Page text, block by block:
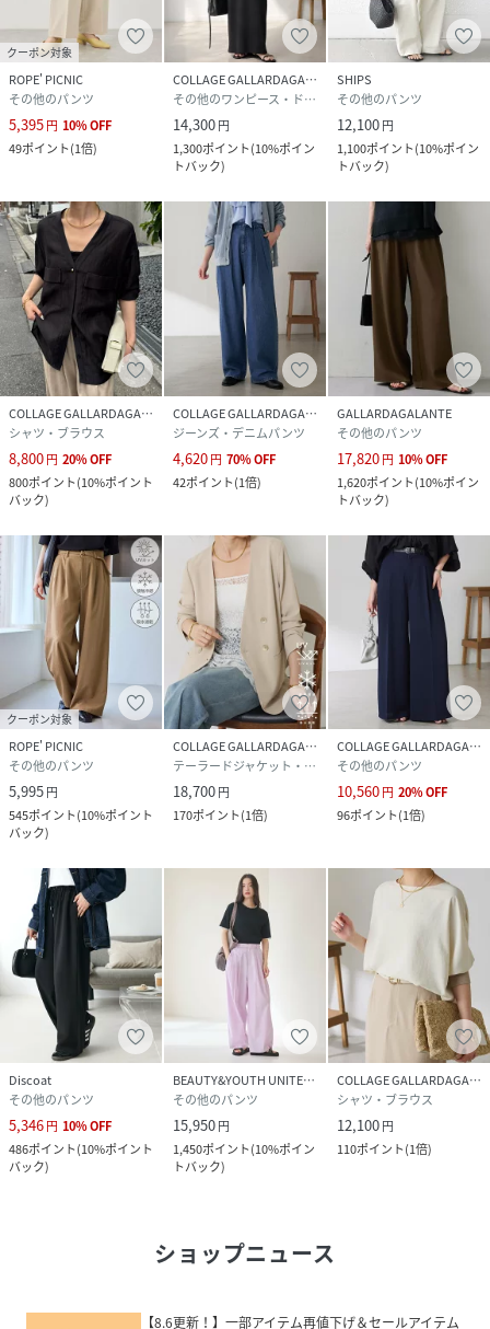
クーポン対象
ROPE' PICNIC
その他のパンツ
5,395円 10%OFF
49ポイント(1倍)
COLLAGE GALLARDAGALANTE
その他のワンピース・ドレス
14,300円
1,300ポイント(10%ポイン
トバック)
SHIPS
その他のパンツ
12,100円
1,100ポイント(10%ポイン
トバック)
COLLAGE GALLARDAGALANTE
シャツ・ブラウス
8,800円 20%OFF
800ポイント(10%ポイント
バック)
COLLAGE GALLARDAGALANTE
ジーンズ・デニムパンツ
4,620円 70%OFF
42ポイント(1倍)
GALLARDAGALANTE
その他のパンツ
17,820円 10%OFF
1,620ポイント(10%ポイン
トバック)
クーポン対象
ROPE' PICNIC
その他のパンツ
5,995円
545ポイント(10%ポイント
バック)
COLLAGE GALLARDAGALANTE
テーラードジャケット・ブレザー
18,700円
170ポイント(1倍)
COLLAGE GALLARDAGALANTE
その他のパンツ
10,560円 20%OFF
96ポイント(1倍)
Discoat
その他のパンツ
5,346円 10%OFF
486ポイント(10%ポイント
バック)
BEAUTY&YOUTH UNITED ARROWS
その他のパンツ
15,950円
1,450ポイント(10%ポイン
トバック)
COLLAGE GALLARDAGALANTE
シャツ・ブラウス
12,100円
110ポイント(1倍)
ショップニュース
【8.6更新！】一部アイテム再値下げ＆セールアイテム